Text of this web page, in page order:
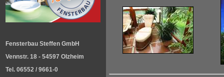
Fensterbau Steffen GmbH
Vennstr. 18 - 54597 Olzheim
Tel. 06552 / 9661-0